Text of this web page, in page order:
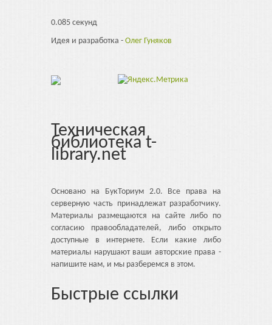
0.085 секунд
Идея и разработка - Олег Гуняков
Техническая
библиотека t-
library.net
Основано на БукТориум 2.0. Все права на
серверную часть принадлежат разработчику.
Материалы размещаются на сайте либо по
согласию правообладателей, либо открыто
доступные в интернете. Если какие либо
материалы нарушают ваши авторские права -
напишите нам, и мы разберемся в этом.
Быстрые ссылки